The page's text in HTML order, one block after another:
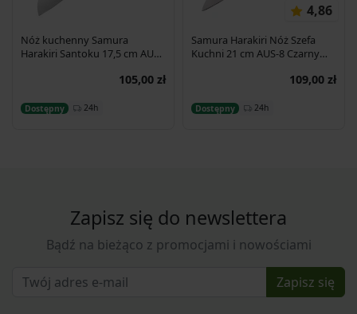
Nóż kuchenny Samura
Harakiri Santoku 17,5 cm AUS-
105,00 zł
Dostępny 24h
Dodaj do koszyka
4,86
Samura Harakiri Nóż Szefa
Kuchni 21 cm AUS-8 Czarny
109,00 zł
Dostępny 24h
Dodaj do koszyka
Zapisz się do newslettera
Bądź na bieżąco z promocjami i nowościami
Zapisz się